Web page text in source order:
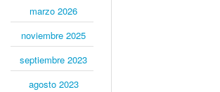
marzo 2026
noviembre 2025
septiembre 2023
agosto 2023